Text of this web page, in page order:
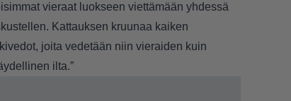
vieraat luokseen viettämään yhdessä
Kattauksen kruunaa kaiken
joita vedetään niin vieraiden kuin
ilta.”